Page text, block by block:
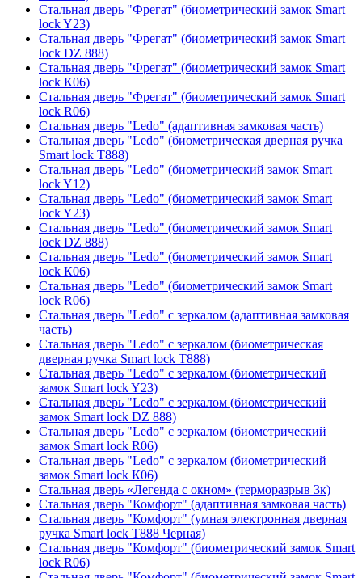
Стальная дверь "Фрегат" (биометрический замок Smart
lock Y23)
Стальная дверь "Фрегат" (биометрический замок Smart
lock DZ 888)
Стальная дверь "Фрегат" (биометрический замок Smart
lock К06)
Стальная дверь "Фрегат" (биометрический замок Smart
lock R06)
Стальная дверь "Ledo" (адаптивная замковая часть)
Стальная дверь "Ledo" (биометрическая дверная ручка
Smart lock T888)
Стальная дверь "Ledo" (биометрический замок Smart
lock Y12)
Стальная дверь "Ledo" (биометрический замок Smart
lock Y23)
Стальная дверь "Ledo" (биометрический замок Smart
lock DZ 888)
Стальная дверь "Ledo" (биометрический замок Smart
lock К06)
Стальная дверь "Ledo" (биометрический замок Smart
lock R06)
Стальная дверь "Ledo" с зеркалом (адаптивная замковая
часть)
Стальная дверь "Ledo" с зеркалом (биометрическая
дверная ручка Smart lock T888)
Стальная дверь "Ledo" с зеркалом (биометрический
замок Smart lock Y23)
Стальная дверь "Ledo" с зеркалом (биометрический
замок Smart lock DZ 888)
Стальная дверь "Ledo" с зеркалом (биометрический
замок Smart lock R06)
Стальная дверь "Ledo" с зеркалом (биометрический
замок Smart lock К06)
Стальная дверь «Легенда с окном» (терморазрыв 3к)
Стальная дверь "Комфорт" (адаптивная замковая часть)
Стальная дверь "Комфорт" (умная электронная дверная
ручка Smart lock T888 Черная)
Стальная дверь "Комфорт" (биометрический замок Smart
lock R06)